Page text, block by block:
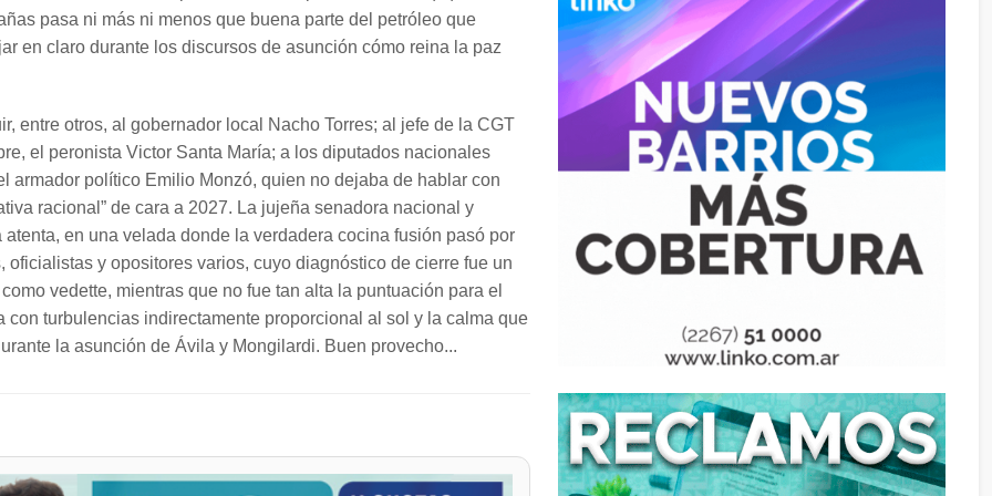
pasa ni más ni menos que buena parte del petróleo que
en claro durante los discursos de asunción cómo reina la paz
entre otros, al gobernador local Nacho Torres; al jefe de la CGT
el peronista Victor Santa María; a los diputados nacionales
armador político Emilio Monzó, quien no dejaba de hablar con
racional” de cara a 2027. La jujeña senadora nacional y
en una velada donde la verdadera cocina fusión pasó por
y opositores varios, cuyo diagnóstico de cierre fue un
vedette, mientras que no fue tan alta la puntuación para el
turbulencias indirectamente proporcional al sol y la calma que
la asunción de Ávila y Mongilardi. Buen provecho...